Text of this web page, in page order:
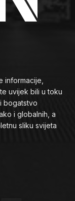
informacije,
uvijek bili u toku
bogatstvo
i globalnih, a
sliku svijeta